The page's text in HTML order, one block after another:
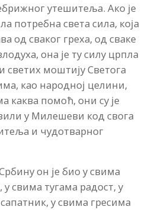
утешитеља. Ако је
потребна света сила, која
од сваког греха, од сваке
она је ту силу црпла
светих моштију Светога
као народној целини,
каква помоћ, они су је
у Милешеви код свога
и чудотварног
он је био у свима
свима тугама радост, у
у свима гресима